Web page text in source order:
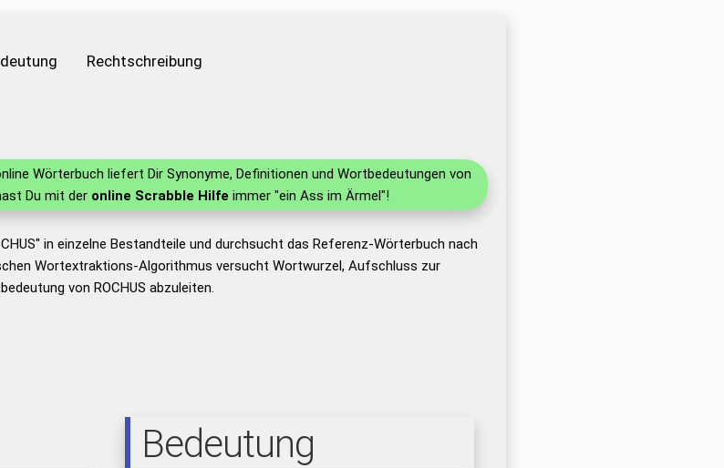
Rechtschreibung
Wörterbuch liefert Dir Synonyme, Definitionen und Wortbedeutungen von
Du mit der online Scrabble Hilfe immer "ein Ass im Ärmel"!
in einzelne Bestandteile und durchsucht das Referenz-Wörterbuch nach
Wortextraktions-Algorithmus versucht Wortwurzel, Aufschluss zur
von ROCHUS abzuleiten.
Bedeutung